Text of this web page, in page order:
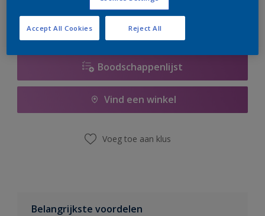
Boodschappenlijst
Vind een winkel
Voeg toe aan klus
Belangrijkste voordelen
Reject All
Accept All Cookies